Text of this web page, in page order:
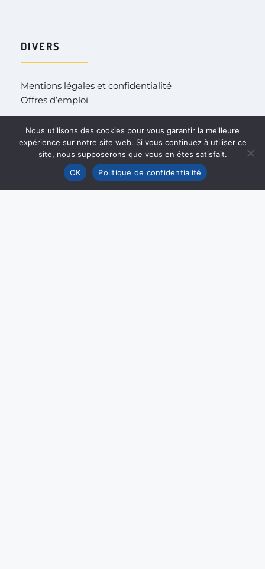
DIVERS
Mentions légales et confidentialité
Offres d’emploi
LINKEDIN
Nous utilisons des cookies pour vous garantir la meilleure
expérience sur notre site web. Si vous continuez à utiliser ce
site, nous supposerons que vous en êtes satisfait.
OK
Politique de confidentialité